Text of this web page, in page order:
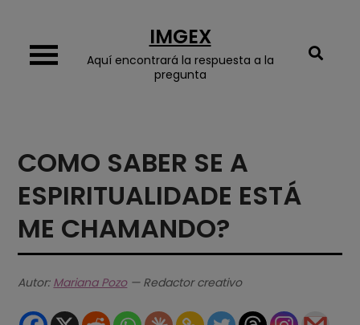
content
IMGEX
Aquí encontrará la respuesta a la
pregunta
COMO SABER SE A
ESPIRITUALIDADE ESTÁ
ME CHAMANDO?
Autor: Mariana Pozo— Redactor creativo